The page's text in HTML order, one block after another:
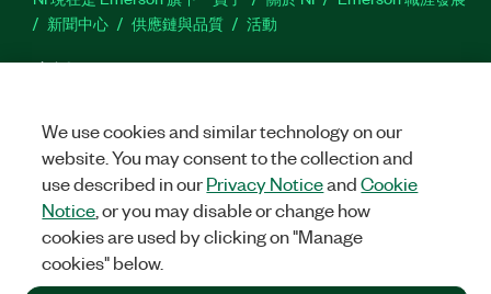
新聞中心
供應鏈與品質 活動
支援
站建議
TwitterFacebook
©2026NATIONAL INSTRUMENTS CORP. 保留所有權利。
We use cookies and similar technology on our
website. You may consent to the collection and
use described in ourPrivacy NoticeandCookie
Notice , or you may disable or change how
cookies are used by clicking on "Manage
cookies" below.